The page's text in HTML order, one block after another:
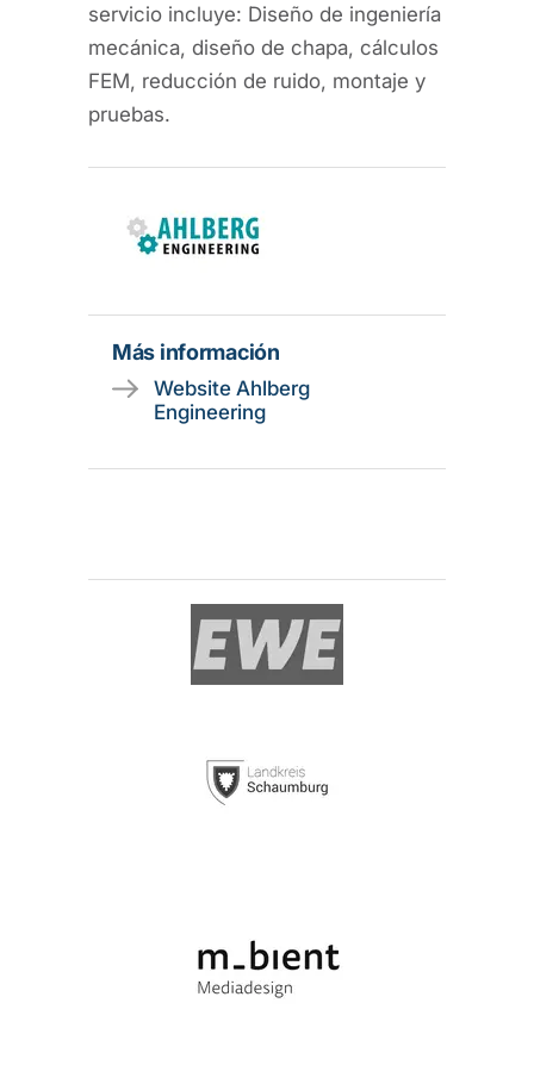
servicio incluye: Diseño de ingeniería
mecánica, diseño de chapa, cálculos
FEM, reducción de ruido, montaje y
pruebas.
Más información
Website Ahlberg
Engineering